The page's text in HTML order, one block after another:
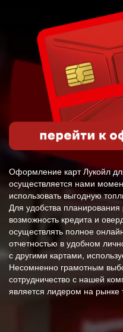
Оформление карт Лукойл
осуществляется нами
использовать выгодную
Для удобства
возможность кредита и
осуществлять полное
отчетностью в удобном
с другими картами,
Несомненно грамотным
сотрудничество с нашей
является лидером на рынке